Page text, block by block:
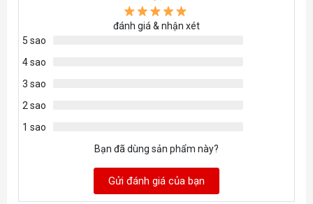
+ Độ chính xác gần như tuyệt đối ( được đo đạc
tính toán tỉ mỉ bởi các kỹ sư chuyên ngành )
đánh giá & nhận xét
5 sao
4 sao
3 sao
2 sao
1 sao
Bạn đã dùng sản phẩm này?
Gửi đánh giá của bạn